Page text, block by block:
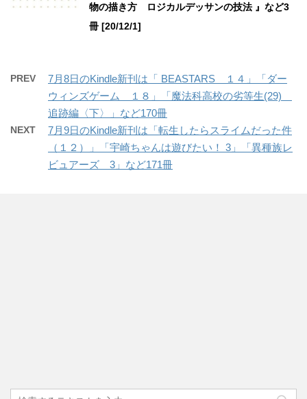
物の描き方 ロジカルデッサンの技法 』など3
冊 [20/12/1]
PREV
7月8日のKindle新刊は「 BEASTARS １４」「ダー
ウィンズゲーム １８」「魔法科高校の劣等生(29)
追跡編〈下〉」など170冊
NEXT
7月9日のKindle新刊は「転生したらスライムだった件
（１２）」「宇崎ちゃんは遊びたい！ 3」「異種族レ
ビュアーズ 3」など171冊